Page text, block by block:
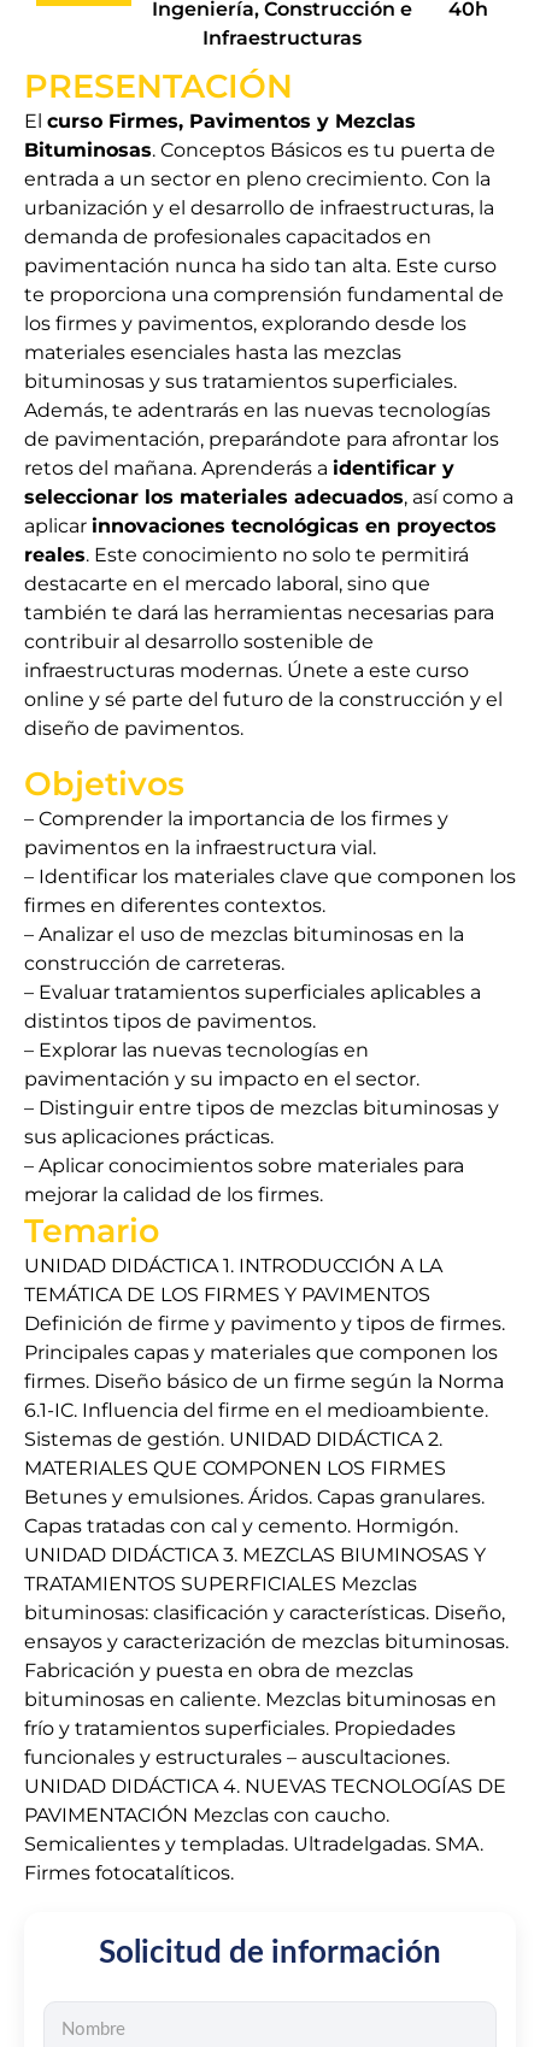
Ingeniería, Construcción e
Infraestructuras
40h
PRESENTACIÓN
El curso Firmes, Pavimentos y Mezclas
Bituminosas. Conceptos Básicos es tu puerta de
entrada a un sector en pleno crecimiento. Con la
urbanización y el desarrollo de infraestructuras, la
demanda de profesionales capacitados en
pavimentación nunca ha sido tan alta. Este curso
te proporciona una comprensión fundamental de
los firmes y pavimentos, explorando desde los
materiales esenciales hasta las mezclas
bituminosas y sus tratamientos superficiales.
Además, te adentrarás en las nuevas tecnologías
de pavimentación, preparándote para afrontar los
retos del mañana. Aprenderás a identificar y
seleccionar los materiales adecuados, así como a
aplicar innovaciones tecnológicas en proyectos
reales. Este conocimiento no solo te permitirá
destacarte en el mercado laboral, sino que
también te dará las herramientas necesarias para
contribuir al desarrollo sostenible de
infraestructuras modernas. Únete a este curso
online y sé parte del futuro de la construcción y el
diseño de pavimentos.
Objetivos
– Comprender la importancia de los firmes y
pavimentos en la infraestructura vial.
– Identificar los materiales clave que componen los
firmes en diferentes contextos.
– Analizar el uso de mezclas bituminosas en la
construcción de carreteras.
– Evaluar tratamientos superficiales aplicables a
distintos tipos de pavimentos.
– Explorar las nuevas tecnologías en
pavimentación y su impacto en el sector.
– Distinguir entre tipos de mezclas bituminosas y
sus aplicaciones prácticas.
– Aplicar conocimientos sobre materiales para
mejorar la calidad de los firmes.
Temario
UNIDAD DIDÁCTICA 1. INTRODUCCIÓN A LA
TEMÁTICA DE LOS FIRMES Y PAVIMENTOS
Definición de firme y pavimento y tipos de firmes.
Principales capas y materiales que componen los
firmes. Diseño básico de un firme según la Norma
6.1-IC. Influencia del firme en el medioambiente.
Sistemas de gestión. UNIDAD DIDÁCTICA 2.
MATERIALES QUE COMPONEN LOS FIRMES
Betunes y emulsiones. Áridos. Capas granulares.
Capas tratadas con cal y cemento. Hormigón.
UNIDAD DIDÁCTICA 3. MEZCLAS BIUMINOSAS Y
TRATAMIENTOS SUPERFICIALES Mezclas
bituminosas: clasificación y características. Diseño,
ensayos y caracterización de mezclas bituminosas.
Fabricación y puesta en obra de mezclas
bituminosas en caliente. Mezclas bituminosas en
frío y tratamientos superficiales. Propiedades
funcionales y estructurales – auscultaciones.
UNIDAD DIDÁCTICA 4. NUEVAS TECNOLOGÍAS DE
PAVIMENTACIÓN Mezclas con caucho.
Semicalientes y templadas. Ultradelgadas. SMA.
Firmes fotocatalíticos.
Solicitud de información